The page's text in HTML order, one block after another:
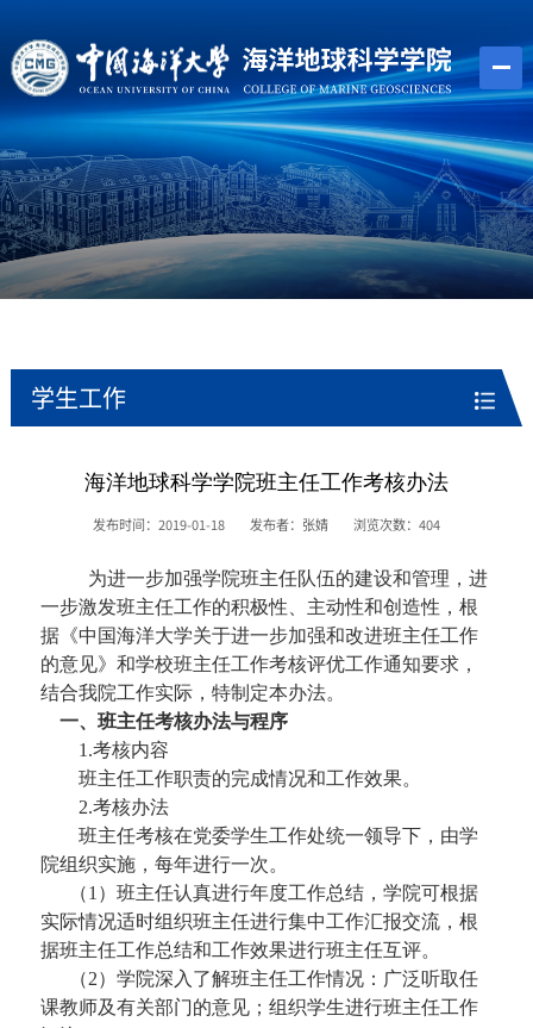
学生工作
海洋地球科学学院班主任工作考核办法
发布时间：2019-01-18 发布者：张婧 浏览次数： 404
为进一步加强学院班主任队伍的建设和管理 ，进
一步激发班主任工作的积极性、主动性和创造性，根
据《中国海洋大学关于进一步加强和改进班主任工作
的意见》和学校班主任工作考核评优工作通知要求 ，
结合我院工作实际，特制定本办法。
一、班主任考核办法与程序
1.考核内容
班主任工作职责的完成情况和工作效果。
2.考核办法
班主任考核在党委学生工作处统一领导下，由学
院组织实施，每年进行一次。
（1）班主任认真进行年度工作总结 ，学院可根据
实际情况适时组织班主任进行集中工作汇报交流，根
据班主任工作总结和工作效果进行班主任互评。
（2）学院深入了解班主任工作情况：广泛听取任
课教师及有关部门的意见；组织学生进行班主任工作